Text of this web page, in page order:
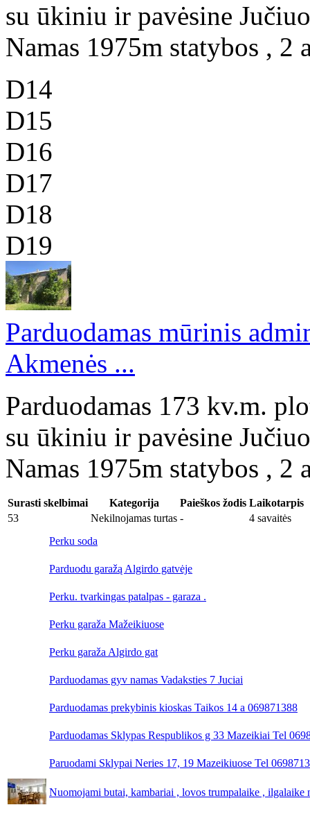
su ūkiniu ir pavėsine
Namas 1975m statybos , 2
D14
D15
D16
D17
D18
D19
Parduodamas mūrinis
Akmenės ...
Parduodamas 173 kv.m.
su ūkiniu ir pavėsine
Namas 1975m statybos , 2
Surasti skelbimai Kategorija Paieškos žodis Laikotarpis
53
Nekilnojamas turtas -
4 savaitės
Perku soda
Parduodu garažą Algirdo gatvėje
Perku. tvarkingas patalpas - garaza .
Perku garaža Mažeikiuose
Perku garaža Algirdo gat
Parduodamas gyv namas Vadaksties 7 Juciai
Parduodamas prekybinis kioskas Taikos 14 a 069871388
Parduodamas Sklypas Respublikos g 33 Mazeikiai Tel
Paruodami Sklypai Neries 17, 19 Mazeikiuose Tel
Nuomojami butai, kambariai , lovos trumpalaike , ilgalaike